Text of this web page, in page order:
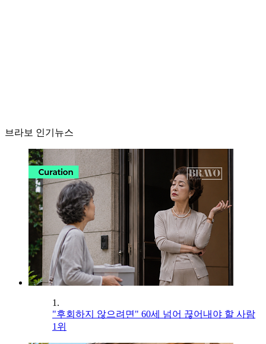
브라보 인기뉴스
1.
"후회하지 않으려면" 60세 넘어 끊어내야 할 사람
1위